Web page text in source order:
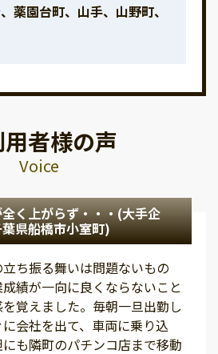
薬園台町、山手、山野町、
用者様の声
Voice
く上がらず・・・(大手企
県船橋市小室町)
ち振る舞いは問題ないもの
績が一向に良くならないこと
覚えました。毎朝一旦出勤し
会社を出て、車両に乗り込
も隣町のパチンコ店まで移動